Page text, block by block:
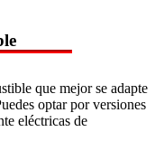
que mejor se adapte
optar por versiones
eléctricas de